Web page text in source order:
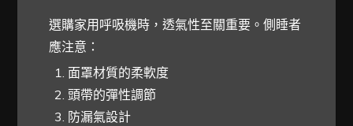
選購家用呼吸機時，透氣性至關重要。側睡者
應注意：
面罩材質的柔軟度
頭帶的彈性調節
防漏氣設計